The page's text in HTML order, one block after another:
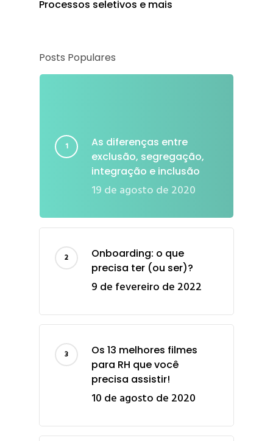
Processos seletivos e mais
Posts Populares
As diferenças entre
exclusão, segregação,
integração e inclusão
19 de agosto de 2020
Onboarding: o que
precisa ter (ou ser)?
9 de fevereiro de 2022
Os 13 melhores filmes
para RH que você
precisa assistir!
10 de agosto de 2020